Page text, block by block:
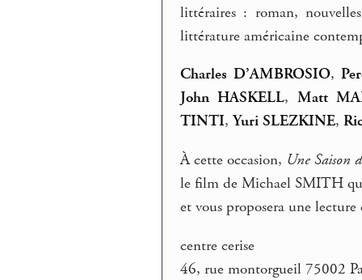
littéraires : roman,
littérature américaine
Charles D’AMBROSIO,
John HASKELL, Matt
TINTI,Yuri SLEZKINE,
À cette occasion, Une Saison
le film de Michael SMITH
et vous proposera une
centre cerise
46, rue montorgueil 75002